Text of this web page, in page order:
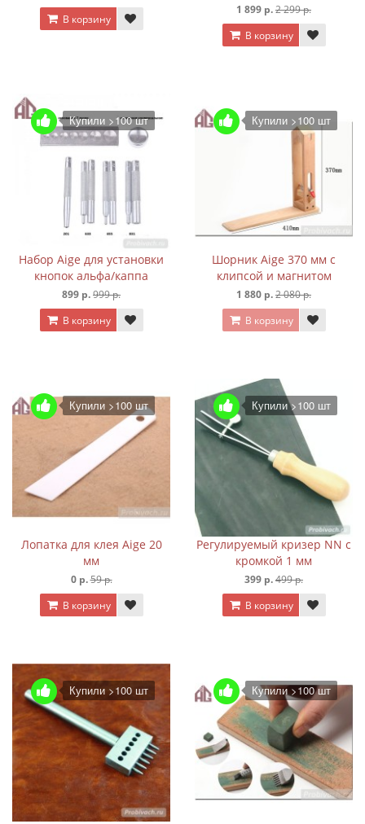
В корзину
1 899 р.2 299 р.
В корзину
Купили >100 шт
Набор Aige для установки
кнопок альфа/каппа
899 р.999 р.
В корзину
Купили >100 шт
Шорник Aige 370 мм с
клипсой и магнитом
1 880 р.2 080 р.
В корзину
Купили >100 шт
Лопатка для клея Aige 20
мм
0 р.59 р.
В корзину
Купили >100 шт
Регулируемый кризер NN с
кромкой 1 мм
399 р.499 р.
В корзину
Купили >100 шт Купили >100 шт